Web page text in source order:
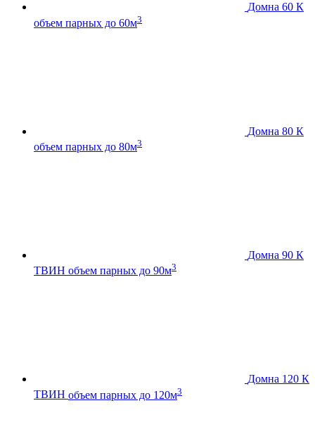
Домна 60 К
объем парных до 60м3
Домна 80 К
объем парных до 80м3
Домна 90 К
ТВИН объем парных до 90м3
Домна 120 К
ТВИН объем парных до 120м3